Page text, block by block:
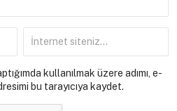
kullanılmak üzere adımı, e-
bu tarayıcıya kaydet.